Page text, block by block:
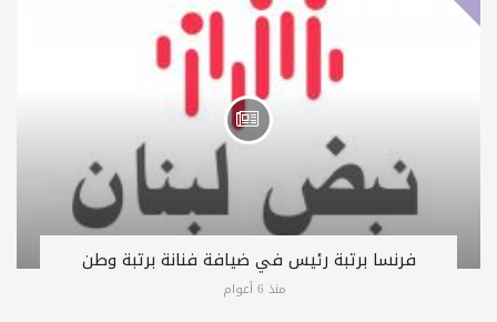
فرنسا برتبة رئيس في ضيافة فنانة برتبة وطن
منذ 6 أعوام